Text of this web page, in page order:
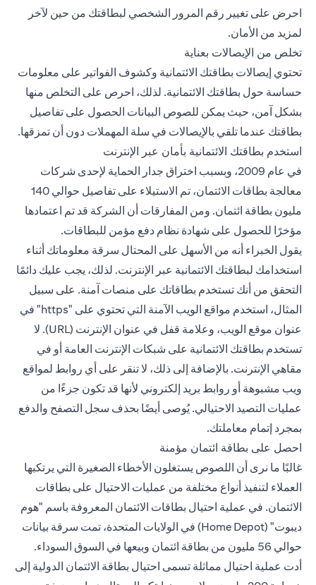
احرض على تغيير رقم المرور الشخصي لبطاقتك من حين لآخر
لمزيد من الأمان.
تخلص من الإيصالات بعناية
تحتوي إيصالات بطاقتك الائتمانية وكشوف الفواتير على معلومات
حساسة حول بطاقتك الائتمانية. لذلك، احرص على التخلص منها
بشكل آمن، حيث يمكن للصوص البيانات الحصول على تفاصيل
بطاقتك عندما تلقي بالإيصالات في سلة المهملات دون أن تمزقها.
استخدم بطاقتك الائتمانية بأمان عبر الإنترنت
في عام 2009، وبسبب اختراق جدار الحماية لإحدى شركات
معالجة بطاقات الائتمان، تم الاستيلاء على تفاصيل حوالي 140
مليون بطاقة ائتمان. ومن المفارقات أن الشركة قد تم اعتمادها
مؤخرًا للحصول على شهادة نظام دفع مؤمن للبطاقات.
يقول الخبراء أنه من الأسهل على المحتال سرقة معلوماتك أثناء
استخدامك لبطاقتك الائتمانية عبر الإنترنت. لذلك، يجب عليك دائمًا
التحقق من أنك تستخدم بطاقاتك على منصات آمنة. على سبيل
المثال، استخدم مواقع الويب الآمنة التي تحتوي على "https" في
عنوان موقع الويب، وعلامة قفل في عنوان الإنترنت (URL). لا
تستخدم بطاقتك الائتمانية على شبكات الإنترنت العامة أو في
مقاهي الإنترنت. بالإضافة إلى ذلك، لا تنقر على أي روابط لمواقع
ويب مشبوهة أو روابط بريد إلكتروني لأنها قد تكون جزءًا من
عمليات التصيد الاحتيالي. يُوصى أيضًا بحذف سجل التصفح والدفع
بمجرد إتمام معاملتك.
احصل على بطاقة ائتمان مؤمنة
غالبًا ما نرى أن اللصوص يستغلون الأخطاء الصغيرة التي يرتكبها
العملاء لتنفيذ أنواع مختلفة من عمليات الاحتيال على بطاقات
الائتمان. في عملية احتيال بطاقات الائتمان المعروفة باسم "هوم
ديبوت" (Home Depot) في الولايات المتحدة، تمت سرقة بيانات
حوالي 56 مليون من بطاقة ائتمان وبيعها في السوق السوداء.
أدت عملية احتيال مماثلة تسمى احتيال بطاقة الائتمان الدولية إلى